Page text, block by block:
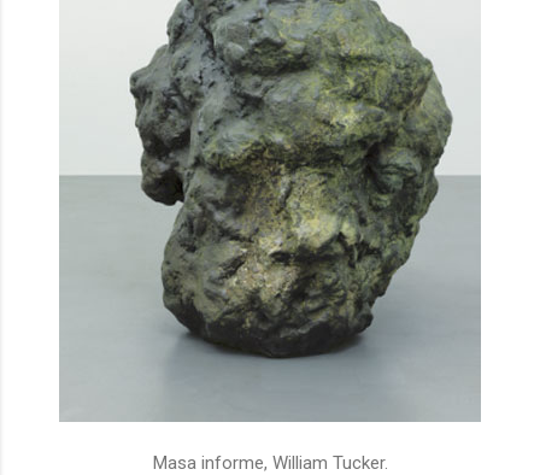
Masa informe, William Tucker.